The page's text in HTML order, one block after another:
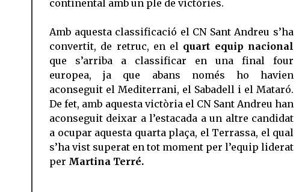
continental amb un ple de victòries.
Amb aquesta classificació el CN Sant Andreu s’ha
convertit, de retruc, en el quart equip nacional
que s’arriba a classificar en una final four
europea, ja que abans només ho havien
aconseguit el Mediterrani, el Sabadell i el Mataró.
De fet, amb aquesta victòria el CN Sant Andreu han
aconseguit deixar a l’estacada a un altre candidat
a ocupar aquesta quarta plaça, el Terrassa, el qual
s’ha vist superat en tot moment per l’equip liderat
per Martina Terré.